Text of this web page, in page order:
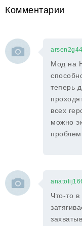
Комментарии
Мод на
теперь
всех
можно
Что-то